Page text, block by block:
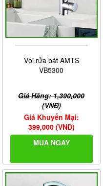
Vòi rửa bát AMTS
VB5300
Giá Hãng: 1,390,000
(VNĐ)
Giá Khuyến Mại:
399,000 (VNĐ)
MUA NGAY